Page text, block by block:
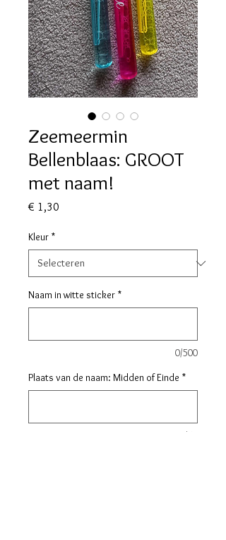
Zeemeermin
Bellenblaas: GROOT
met naam!
€ 1,30
Kleur *
Naam in witte sticker *
0/500
Plaats van de naam: Midden of Einde *
0/50